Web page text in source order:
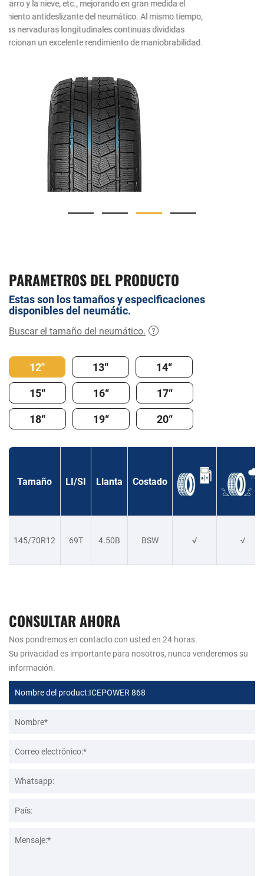
PARAMETROS DEL PRODUCTO
Estas son los tamaños y especificaciones
disponibles del neumátic.
Buscar el tamaño del neumático.
12'' 13“
14“
15“
16“
17“
18“
19“ 20“
Tamaño LI/SI Llanta Costado
145/70R12 69T 4.50B BSW √ √
CONSULTAR AHORA
Nos pondremos en contacto con usted en 24 horas.
Su privacidad es importante para nosotros, nunca venderemos su
información.